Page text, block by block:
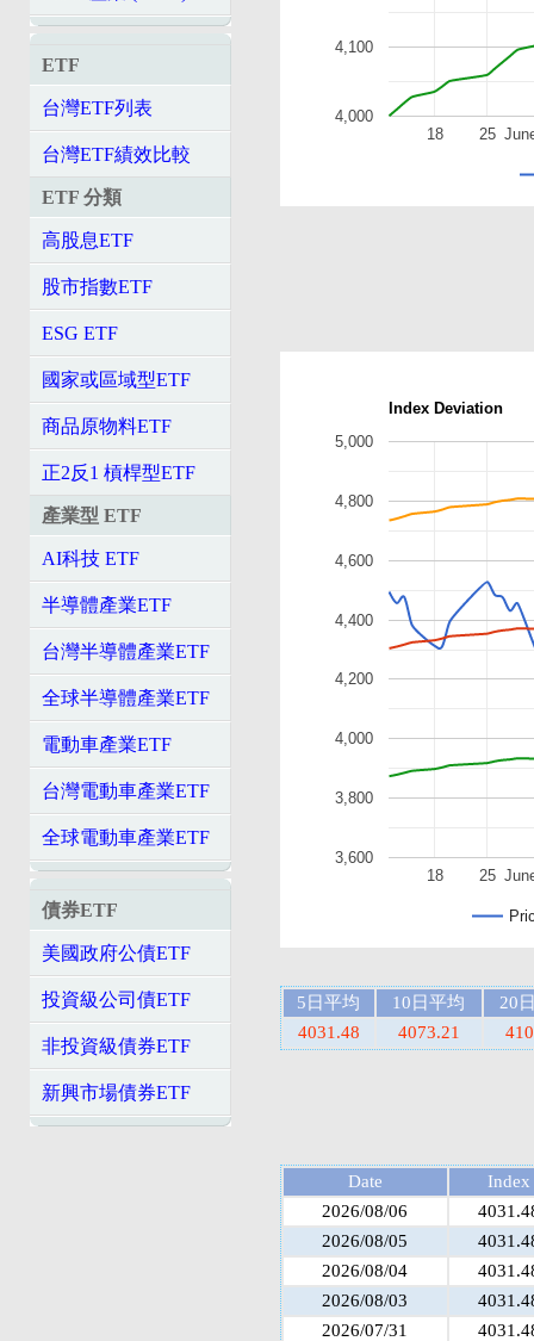
ETF
台灣ETF列表
台灣ETF績效比較
ETF 分類
高股息ETF
股市指數ETF
ESG ETF
國家或區域型ETF
商品原物料ETF
正2反1 槓桿型ETF
產業型 ETF
AI科技 ETF
半導體產業ETF
台灣半導體產業ETF
全球半導體產業ETF
電動車產業ETF
台灣電動車產業ETF
全球電動車產業ETF
債券ETF
美國政府公債ETF
投資級公司債ETF
非投資級債券ETF
新興市場債券ETF
18 25
4,000
4,100
Index Deviation
18 25
3,600
3,800
4,000
4,200
4,400
4,600
4,800
5,000
5日平均 10日平均
20
4031.48
4073.21
Date
Index
2026/08/06
2026/08/05
2026/08/04
2026/08/03
2026/07/31